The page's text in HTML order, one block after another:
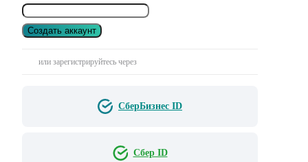
Создать аккаунт
или зарегистрируйтесь через
СберБизнес ID
Сбер ID